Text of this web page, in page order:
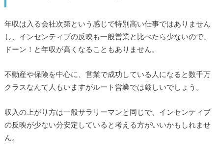
年収は入る会社次第という感じで特別高い仕事ではありません
し、インセンティブの反映も一般営業と比べたら少ないので、
ドーン！と年収が高くなることもありません。
不動産や保険を中心に、営業で成功している人になると数千万
クラスなんて人もいますがルート営業では厳しいでしょう。
収入の上がり方は一般サラリーマンと同じで、インセンティブ
の反映が少ない分安定していると考える方がいいかもしれませ
ん。